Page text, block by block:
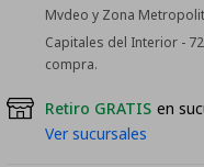
Mvdeo y Zona
Capitales del Interior - 72
compra.
Retiro GRATIS en
Ver sucursales